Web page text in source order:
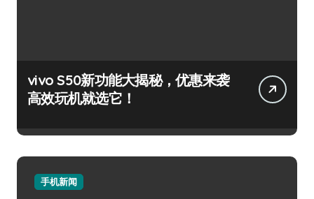
vivo S50新功能大揭秘，优惠来袭
高效玩机就选它！
手机新闻